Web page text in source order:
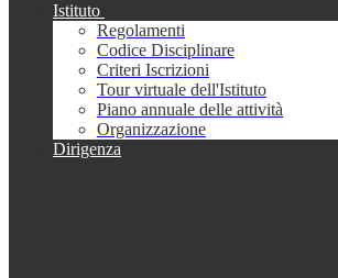
Istituto
Regolamenti
Codice Disciplinare
Criteri Iscrizioni
Tour virtuale dell'Istituto
Piano annuale delle attività
Organizzazione
Dirigenza